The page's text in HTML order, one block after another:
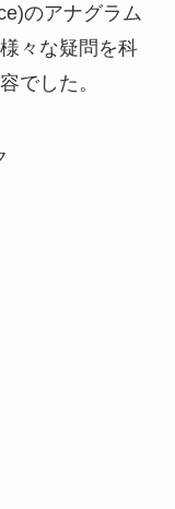
のアナグラム
々な疑問を科
でした。